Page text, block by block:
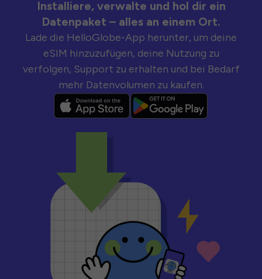
Installiere, verwalte und hol dir ein
Datenpaket – alles an einem Ort.
Lade die HelloGlobe-App herunter, um deine
eSIM hinzuzufügen, deine Nutzung zu
verfolgen, Support zu erhalten und bei Bedarf
mehr Datenvolumen zu kaufen.